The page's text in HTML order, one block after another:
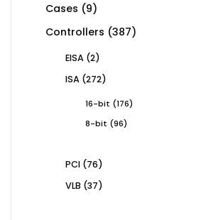
Cases 99
products
Controllers 387387
EISA 22
ISA 272272
16-bit 176176
8-bit
9696
PCI 7676
VLB 3737